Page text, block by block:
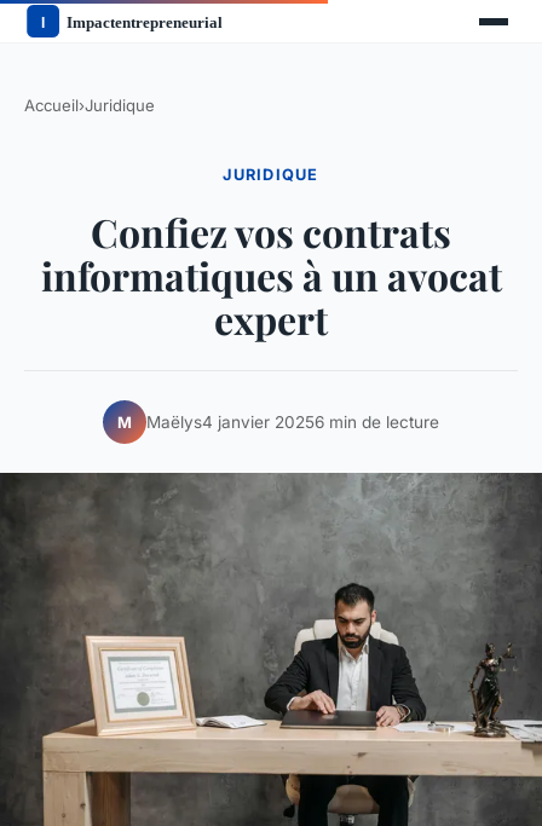
Accueil›Juridique
JURIDIQUE
Confiez vos contrats
informatiques à un avocat
expert
M Maëlys4 janvier 20256 min de lecture